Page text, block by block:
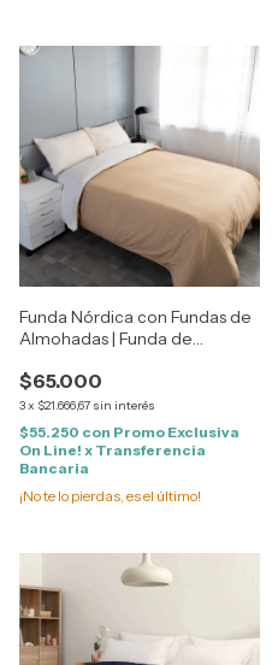
Funda Nórdica con Fundas de
Almohadas | Funda de
Edredón | 2 1/2 P - QUEEN
$65.000
3x $21.666,67 sin interés
$55.250 con Promo Exclusiva
On Line! x Transferencia
Bancaria
¡No te lo pierdas, es el último!